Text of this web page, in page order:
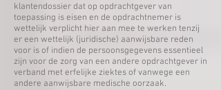
klantendossier dat op opdrachtgever van
toepassing is eisen en de opdrachtnemer is
wettelijk verplicht hier aan mee te werken tenzij
er een wettelijk (juridische) aanwijsbare reden
voor is of indien de persoonsgegevens essentieel
zijn voor de zorg van een andere opdrachtgever in
verband met erfelijke ziektes of vanwege een
andere aanwijsbare medische oorzaak.